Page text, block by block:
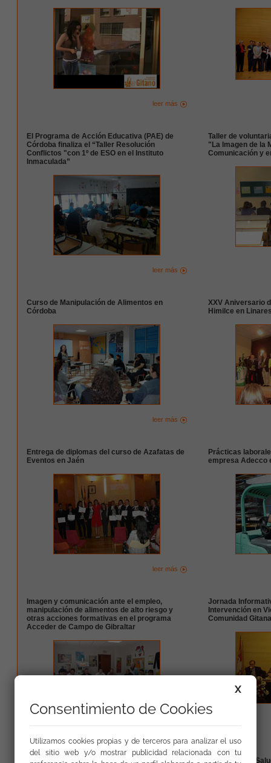
leer más
El Programa de Acción Educativa (PAE) de
Córdoba finaliza el “Taller Resolución
Conflictos "con 1º de ESO en el Instituto
Inmaculada”
leer más
Taller de
"La Imagen de la
Comunicación y
Curso de Manipulación de Alimentos en
Córdoba
leer más
XXV Aniversario
Himilce en
Entrega de diplomas del curso de Azafatas de
Eventos en Jaén
leer más
Prácticas
empresa Adecco
Imagen y comunicación ante el empleo,
manipulación de alimentos de alto riesgo y
otras acciones formativas en el programa
Acceder de Campo de Gibraltar
leer más
Jornada
Intervención en
Comunidad
Curso de Atención Socio Sanitaria para Seminario de
X
Consentimiento de Cookies
Utilizamos cookies propias y de terceros para analizar el uso
del sitio web y/o mostrar publicidad relacionada con tu